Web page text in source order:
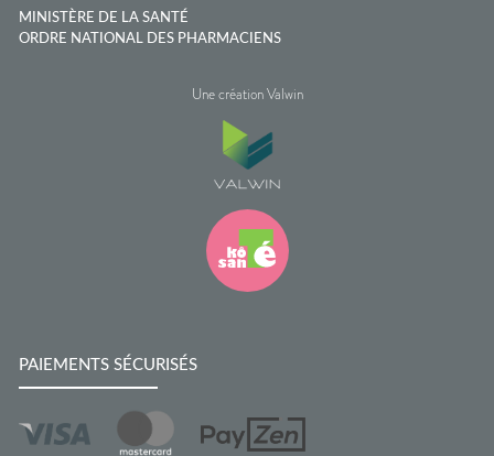
MINISTÈRE DE LA SANTÉ
ORDRE NATIONAL DES PHARMACIENS
Une création Valwin
PAIEMENTS SÉCURISÉS